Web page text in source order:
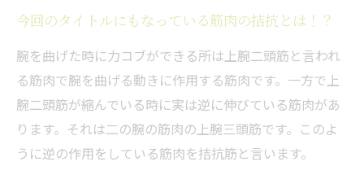
今回のタイトルにもなっている筋肉の拮抗とは！？
腕を曲げた時に力コブができる所は上腕二頭筋と言われ
る筋肉で腕を曲げる動きに作用する筋肉です。一方で上
腕二頭筋が縮んでいる時に実は逆に伸びている筋肉があ
ります。それは二の腕の筋肉の上腕三頭筋です。このよ
うに逆の作用をしている筋肉を拮抗筋と言います。